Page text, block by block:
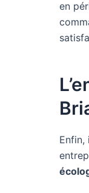
en
Enfin,